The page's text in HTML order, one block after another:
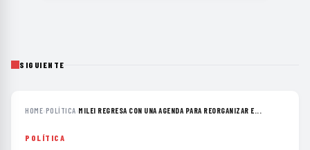
SIGUIENTE
HOME›POLÍTICA›MILEI REGRESA CON UNA AGENDA PARA REORGANIZAR E...
POLÍTICA